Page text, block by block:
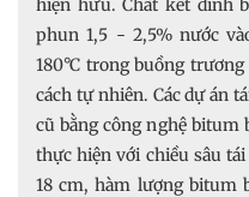
hiện hữu. Chất kết dính
phun 1,5 - 2,5% nước
180°C trong buồng
cách tự nhiên. Các dự án
cũ bằng công nghệ bitum
thực hiện với chiều sâu
18 cm, hàm lượng bitum